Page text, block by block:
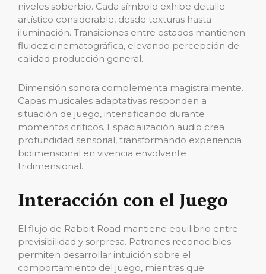
niveles soberbio. Cada símbolo exhibe detalle
artístico considerable, desde texturas hasta
iluminación. Transiciones entre estados mantienen
fluidez cinematográfica, elevando percepción de
calidad producción general.
Dimensión sonora complementa magistralmente.
Capas musicales adaptativas responden a
situación de juego, intensificando durante
momentos críticos. Espacialización audio crea
profundidad sensorial, transformando experiencia
bidimensional en vivencia envolvente
tridimensional.
Interacción con el Juego
El flujo de Rabbit Road mantiene equilibrio entre
previsibilidad y sorpresa. Patrones reconocibles
permiten desarrollar intuición sobre el
comportamiento del juego, mientras que